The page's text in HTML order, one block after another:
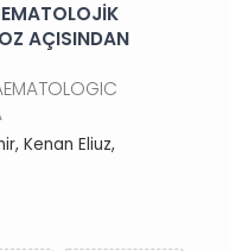
AÇISINDAN
Kenan Eliuz,